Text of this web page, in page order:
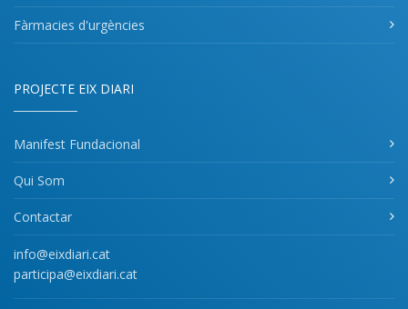
Fàrmacies d'urgències
PROJECTE EIX DIARI
Manifest Fundacional
Qui Som
Contactar
info@eixdiari.cat
participa@eixdiari.cat